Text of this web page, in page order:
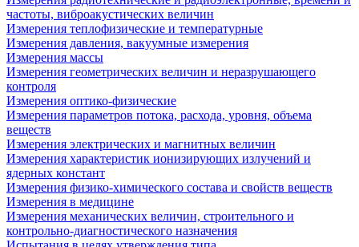
частоты, виброакустических величин
Измерения теплофизические и температурные
Измерения давления, вакуумные измерения
Измерения массы
Измерения геометрических величин и неразрушающего
контроля
Измерения оптико-физические
Измерения параметров потока, расхода, уровня, объема
веществ
Измерения электрических и магнитных величин
Измерения характеристик ионизирующих излучений и
ядерных констант
Измерения физико-химического состава и свойств веществ
Измерения в медицине
Измерения механических величин, строительного и
контрольно-диагностического назначения